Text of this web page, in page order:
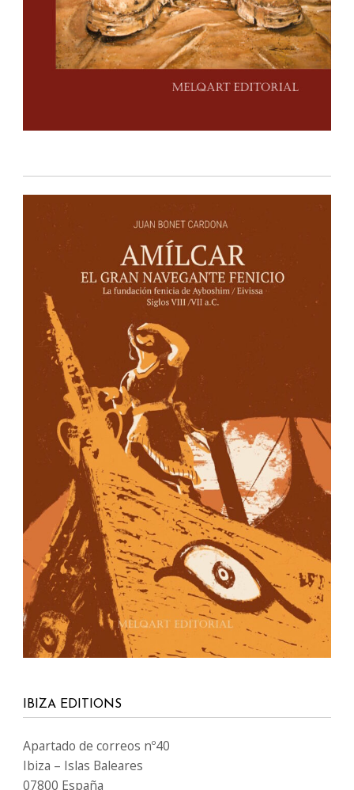
IBIZA EDITIONS
Apartado de correos nº40
Ibiza – Islas Baleares
07800 España